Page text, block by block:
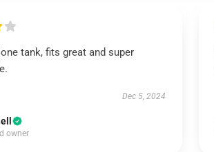
tank, fits great and super
Dec 5, 2024
owner